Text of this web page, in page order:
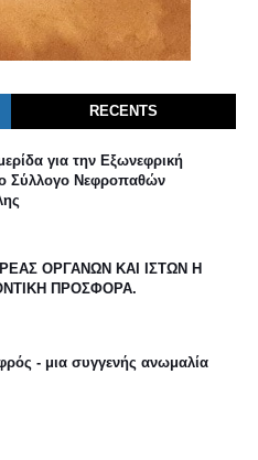
RECENTS
για την Εξωνεφρική
Σύλλογο Νεφροπαθών
ΟΡΓΑΝΩΝ ΚΑΙ ΙΣΤΩΝ Η
ΠΡΟΣΦΟΡΑ.
- μια συγγενής ανωμαλία